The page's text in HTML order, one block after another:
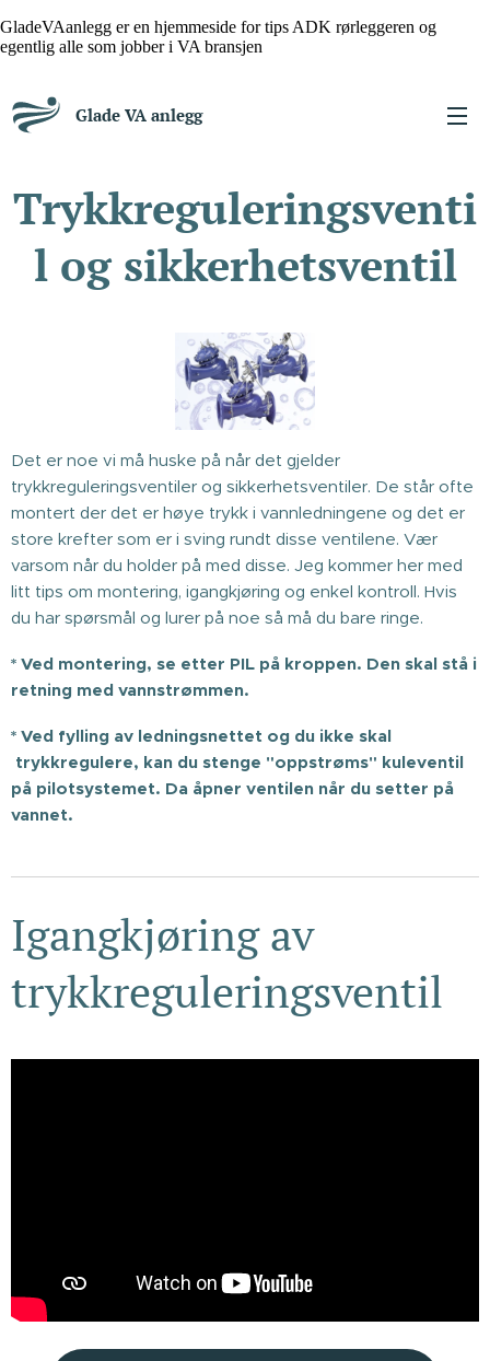
GladeVAanlegg er en hjemmeside for tips ADK rørleggeren og
egentlig alle som jobber i VA bransjen
Glade VA anlegg
Trykkreguleringsventi
l og sikkerhetsventil
Det er noe vi må huske på når det gjelder
trykkreguleringsventiler og sikkerhetsventiler. De står ofte
montert der det er høye trykk i vannledningene og det er
store krefter som er i sving rundt disse ventilene. Vær
varsom når du holder på med disse. Jeg kommer her med
litt tips om montering, igangkjøring og enkel kontroll. Hvis
du har spørsmål og lurer på noe så må du bare ringe.
* Ved montering, se etter PIL på kroppen. Den skal stå i
retning med vannstrømmen.
* Ved fylling av ledningsnettet og du ikke skal
trykkregulere, kan du stenge "oppstrøms" kuleventil
på pilotsystemet. Da åpner ventilen når du setter på
vannet.
Igangkjøring av
trykkreguleringsventil